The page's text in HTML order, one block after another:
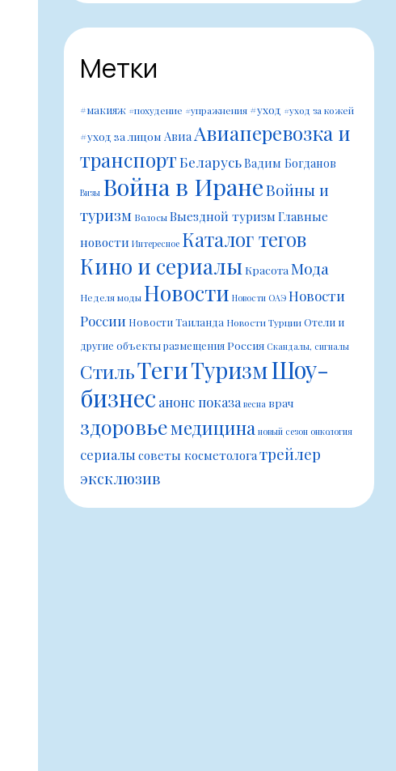
Метки
#макияж #похудение #упражнения #уход #уход за кожей
#уход за лицом Авиа Авиаперевозка и
транспортБеларусьВадим Богданов
Визы Война в ИранеВойны и
туризм ВолосыВыездной туризмГлавные
новости Интересное Каталог тегов
Кино и сериалыКрасота Мода
Неделя моды Новости Новости ОАЭ Новости
России Новости Таиланда Новости ТурцииОтели и
другие объекты размещенияРоссия Скандалы, сигналы
СтильТегиТуризмШоу-
бизнес анонс показа весна врач
здоровьемедицина новый сезон онкология
сериалы советы косметологатрейлер
эксклюзив